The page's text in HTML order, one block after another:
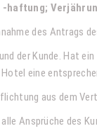
haftung;
des Antrags
der Kunde. Hat
eine
aus dem
Ansprüche des